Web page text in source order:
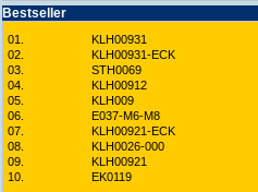
Best­seller
01.
KLH00931
02.
KLH00931-ECK
03.
STH0069
04.
KLH00912
05.
KLH009
06.
E037-M6-M8
07.
KLH00921-ECK
08.
KLH0026-000
09.
KLH00921
10.
EK0119